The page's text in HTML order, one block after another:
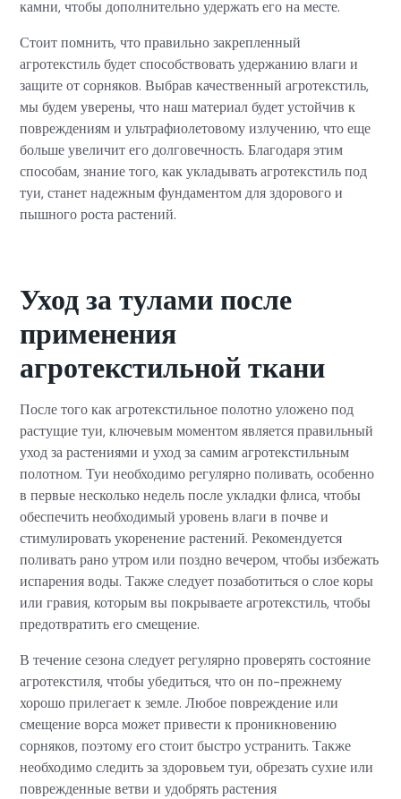
камни, чтобы дополнительно удержать его на месте.
Стоит помнить, что правильно закрепленный
агротекстиль будет способствовать удержанию влаги и
защите от сорняков. Выбрав качественный агротекстиль,
мы будем уверены, что наш материал будет устойчив к
повреждениям и ультрафиолетовому излучению, что еще
больше увеличит его долговечность. Благодаря этим
способам, знание того, как укладывать агротекстиль под
туи, станет надежным фундаментом для здорового и
пышного роста растений.
Уход за тулами после
применения
агротекстильной ткани
После того как агротекстильное полотно уложено под
растущие туи, ключевым моментом является правильный
уход за растениями и уход за самим агротекстильным
полотном. Туи необходимо регулярно поливать, особенно
в первые несколько недель после укладки флиса, чтобы
обеспечить необходимый уровень влаги в почве и
стимулировать укоренение растений. Рекомендуется
поливать рано утром или поздно вечером, чтобы избежать
испарения воды. Также следует позаботиться о слое коры
или гравия, которым вы покрываете агротекстиль, чтобы
предотвратить его смещение.
В течение сезона следует регулярно проверять состояние
агротекстиля, чтобы убедиться, что он по-прежнему
хорошо прилегает к земле. Любое повреждение или
смещение ворса может привести к проникновению
сорняков, поэтому его стоит быстро устранить. Также
необходимо следить за здоровьем туи, обрезать сухие или
поврежденные ветви и удобрять растения